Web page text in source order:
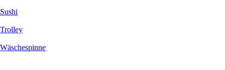
Sushi
Trolley
Wäschespinne